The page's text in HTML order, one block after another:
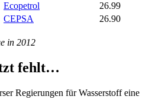
Ecopetrol
26.99
CEPSA 26.90
in 2012
fehlt…
Regierungen für Wasserstoff eine